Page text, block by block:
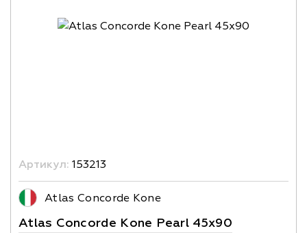
Артикул: 153213
Atlas Concorde Kone
Atlas Concorde Kone Pearl 45x90